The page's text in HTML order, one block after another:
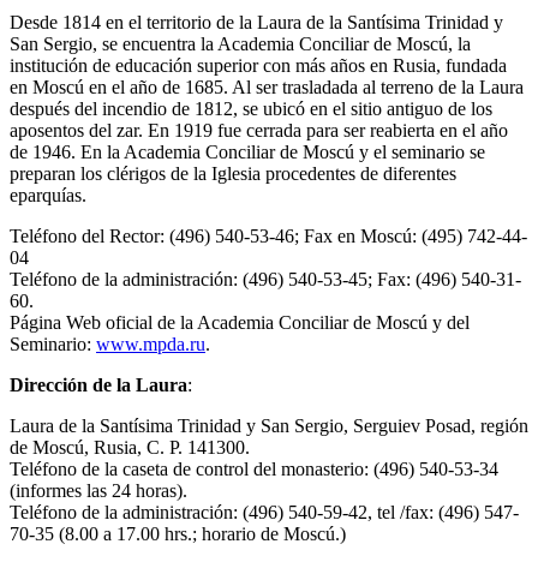
Desde 1814 en el territorio de la Laura de la Santísima Trinidad y
San Sergio, se encuentra la Academia Conciliar de Moscú, la
institución de educación superior con más años en Rusia, fundada
en Moscú en el año de 1685. Al ser trasladada al terreno de la Laura
después del incendio de 1812, se ubicó en el sitio antiguo de los
aposentos del zar. En 1919 fue cerrada para ser reabierta en el año
de 1946. En la Academia Conciliar de Moscú y el seminario se
preparan los clérigos de la Iglesia procedentes de diferentes
eparquías.
Teléfono del Rector: (496) 540-53-46; Fax en Moscú: (495) 742-44-
04
Teléfono de la administración: (496) 540-53-45; Fax: (496) 540-31-
60.
Página Web oficial de la Academia Conciliar de Moscú y del
Seminario: www.mpda.ru.
Dirección de la Laura:
Laura de la Santísima Trinidad y San Sergio, Serguiev Posad, región
de Moscú, Rusia, C. P. 141300.
Teléfono de la caseta de control del monasterio: (496) 540-53-34
(informes las 24 horas).
Teléfono de la administración: (496) 540-59-42, tel /fax: (496) 547-
70-35 (8.00 a 17.00 hrs.; horario de Moscú.)